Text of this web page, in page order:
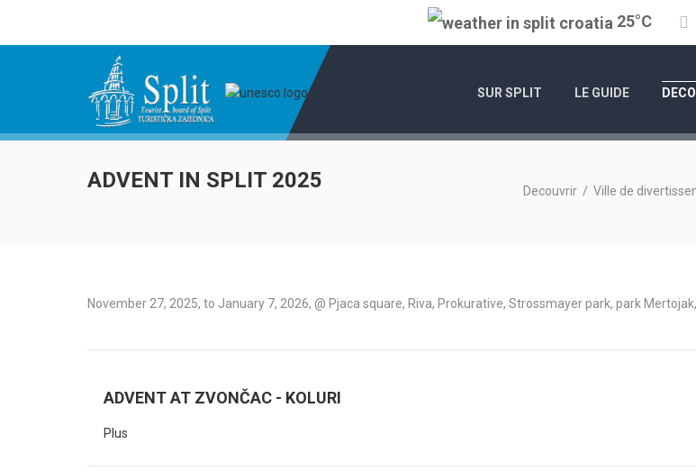
25°C
SUR SPLIT LE GUIDE
ADVENT IN SPLIT 2025 Decouvrir / Ville de
November 27, 2025, to January 7, 2026, @ Pjaca square, Riva, Prokurative, Strossmayer park, park
ADVENT AT ZVONČAC - KOLURI
Plus